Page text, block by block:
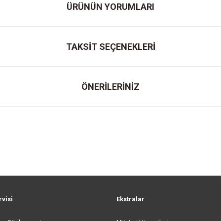
ÜRÜNÜN YORUMLARI
TAKSİT SEÇENEKLERİ
ÖNERİLERİNİZ
Ekstralar